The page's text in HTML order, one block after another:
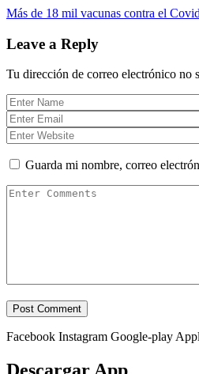
Más de 18 mil vacunas contra el
Leave a Reply
Tu dirección de correo electrónico no
Guarda mi nombre, correo
Facebook Instagram Google-play